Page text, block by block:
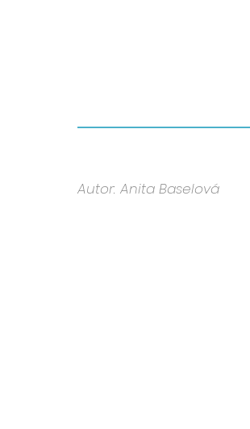
Autor: Anita Baselová